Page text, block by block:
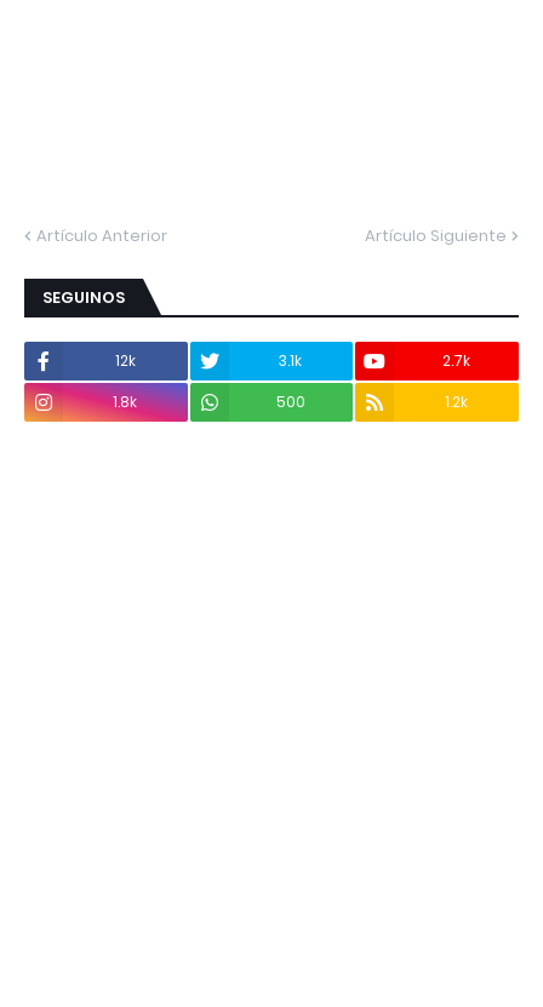
Artículo Anterior Artículo Siguiente
SEGUINOS
12k 3.1k
2.7k
1.8k
500 1.2k